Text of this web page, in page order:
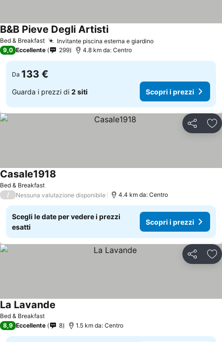
Bed & Breakfast Invitante piscina esterna e giardino
B&B Pieve Degli Artisti
9,0 Eccellente 299 4.8 km da: Centro
Da 133 €
Guarda i prezzi di 2 siti Scopri i prezzi
Condividi
Bed & Breakfast
Casale1918
/ Nessuna valutazione disponibile 4.4 km da: Centro
Scegli le date per vedere i prezzi
esatti
Scopri i prezzi
Condividi
Bed & Breakfast
La Lavande
8,9 Eccellente 8 1.5 km da: Centro